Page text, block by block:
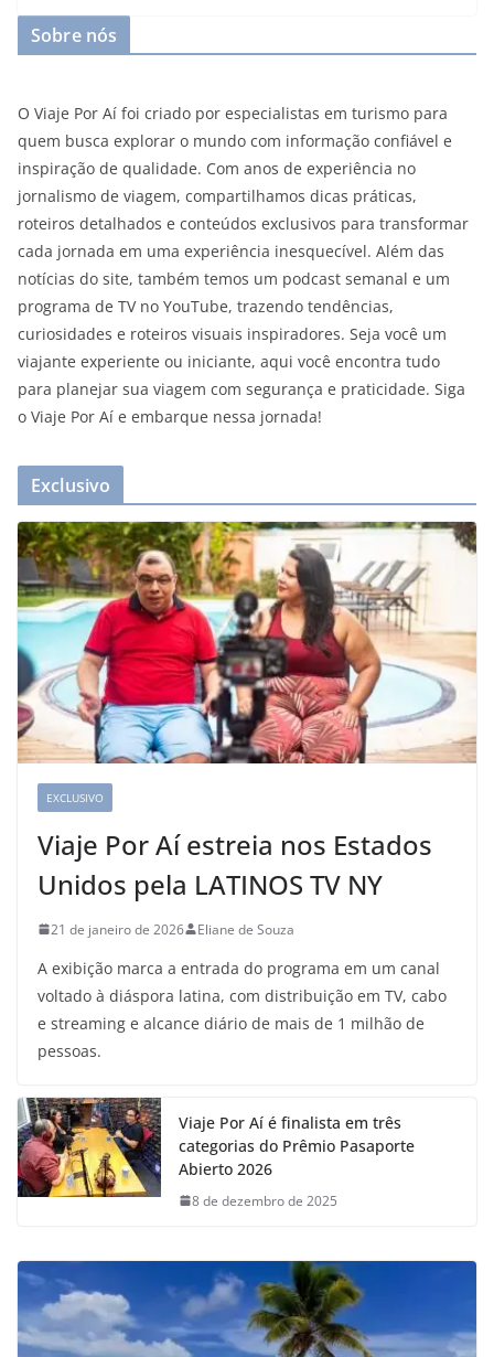
Sobre nós
O Viaje Por Aí foi criado por especialistas em turismo para
quem busca explorar o mundo com informação confiável e
inspiração de qualidade. Com anos de experiência no
jornalismo de viagem, compartilhamos dicas práticas,
roteiros detalhados e conteúdos exclusivos para transformar
cada jornada em uma experiência inesquecível. Além das
notícias do site, também temos um podcast semanal e um
programa de TV no YouTube, trazendo tendências,
curiosidades e roteiros visuais inspiradores. Seja você um
viajante experiente ou iniciante, aqui você encontra tudo
para planejar sua viagem com segurança e praticidade. Siga
o Viaje Por Aí e embarque nessa jornada!
Exclusivo
EXCLUSIVO
Viaje Por Aí estreia nos Estados
Unidos pela LATINOS TV NY
21 de janeiro de 2026 Eliane de Souza
A exibição marca a entrada do programa em um canal
voltado à diáspora latina, com distribuição em TV, cabo
e streaming e alcance diário de mais de 1 milhão de
pessoas.
Viaje Por Aí é finalista em três
categorias do Prêmio Pasaporte
Abierto 2026
8 de dezembro de 2025